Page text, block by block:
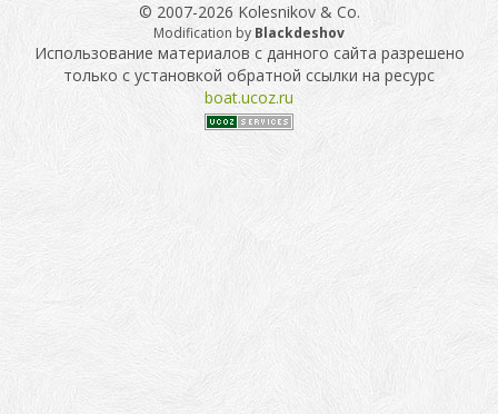
© 2007-2026 Kolesnikov & Co.
Modification by Blackdeshov
Использование материалов с данного сайта разрешено
только с установкой обратной ссылки на ресурс
boat.ucoz.ru